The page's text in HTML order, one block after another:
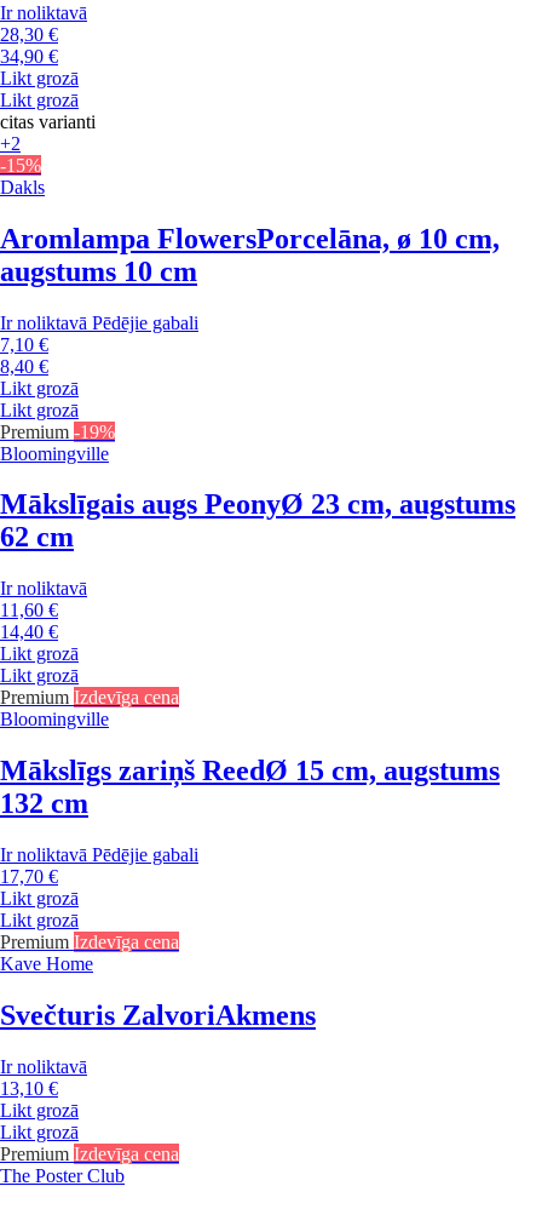
Ir noliktavā
28,30 €
34,90 €
Likt grozā
Likt grozā
citas varianti
+2
-15%
Dakls
Aromlampa FlowersPorcelāna, ø 10 cm,
augstums 10 cm
Ir noliktavā Pēdējie gabali
7,10 €
8,40 €
Likt grozā
Likt grozā
Premium -19%
Bloomingville
Mākslīgais augs PeonyØ 23 cm, augstums
62 cm
Ir noliktavā
11,60 €
14,40 €
Likt grozā
Likt grozā
Premium Izdevīga cena
Bloomingville
Mākslīgs zariņš ReedØ 15 cm, augstums
132 cm
Ir noliktavā Pēdējie gabali
17,70 €
Likt grozā
Likt grozā
Premium Izdevīga cena
Kave Home
Svečturis ZalvoriAkmens
Ir noliktavā
13,10 €
Likt grozā
Likt grozā
Premium Izdevīga cena
The Poster Club